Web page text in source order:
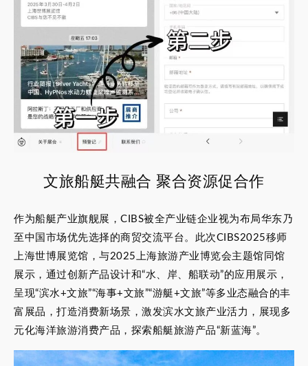
文旅船艇共融合 聚合资源促合作
作为船艇产业旗舰展，CIBS被全产业链企业视为布局华东乃
至中国市场优先选择的商贸交流平台。此次CIBS2025移师
上海世博展览馆，与2025上海旅游产业博览会主题馆同馆
展示，通过创新产品设计和“水、岸、船联动”的应用展示，
呈现“滨水+文旅”“海事+文旅”“游艇+文旅”等多业态融合的丰
富展品，打造消费新场景，激发滨水文旅产业活力，展现多
元化海洋旅游消费产品，探索船艇旅游产品“新蓝海”。